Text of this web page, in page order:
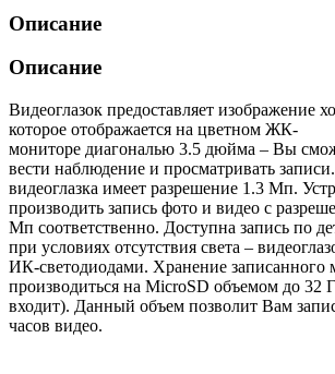
Описание
Описание
Видеоглазок предоставляет изображение
которое отображается на цветном ЖК-
мониторе диагональю 3.5 дюйма – Вы
вести наблюдение и просматривать
видеоглазка имеет разрешение 1.3 Мп.
производить запись фото и видео с
Мп соответственно. Доступна запись по
при условиях отсутствия света –
ИК-светодиодами. Хранение записанного
производиться на MicroSD объемом до 32
входит). Данный объем позволит Вам
часов видео.